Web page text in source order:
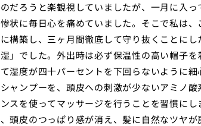
だろうと楽観視していましたが、一月に入っ
状に毎日心を痛めていました。そこで私は
構築し、三ヶ月間徹底して守り抜くことに
」でした。外出時は必ず保温性の高い帽子を
湿度が四十パーセントを下回らないように
ャンプーを、頭皮への刺激が少ないアミノ
スを使ってマッサージを行うことを習慣に
頭皮のつっぱり感が消え、髪に自然なツヤが